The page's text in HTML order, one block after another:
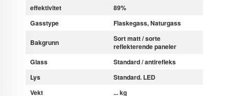
effektivitet
89%
Gasstype
Flaskegass, Naturgass
Bakgrunn
Sort matt / sorte
reflekterende paneler
Glass
Standard / antirefleks
Lys
Standard. LED
Vekt
... kg